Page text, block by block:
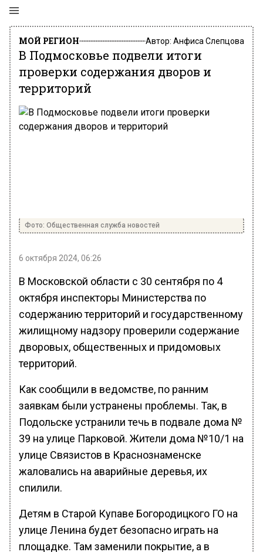
МОЙ РЕГИОН Автор: Анфиса Слепцова
В Подмосковье подвели итоги
проверки содержания дворов и
территорий
Фото: Общественная служба новостей
6 октября 2024, 06:26
В Московской области с 30 сентября по 4
октября инспекторы Министерства по
содержанию территорий и государственному
жилищному надзору проверили содержание
дворовых, общественных и придомовых
территорий.
Как сообщили в ведомстве, по ранним
заявкам были устранены проблемы. Так, в
Подольске устранили течь в подвале дома №
39 на улице Парковой. Жители дома №10/1 на
улице Связистов в Краснознаменске
жаловались на аварийные деревья, их
спилили.
Детям в Старой Купаве Богородицкого ГО на
улице Ленина будет безопасно играть на
площадке. Там заменили покрытие, а в